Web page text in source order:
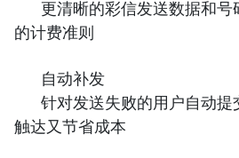
更清晰的彩信发送数据和
的计费准则
自动补发
针对发送失败的用户自动提
触达又节省成本